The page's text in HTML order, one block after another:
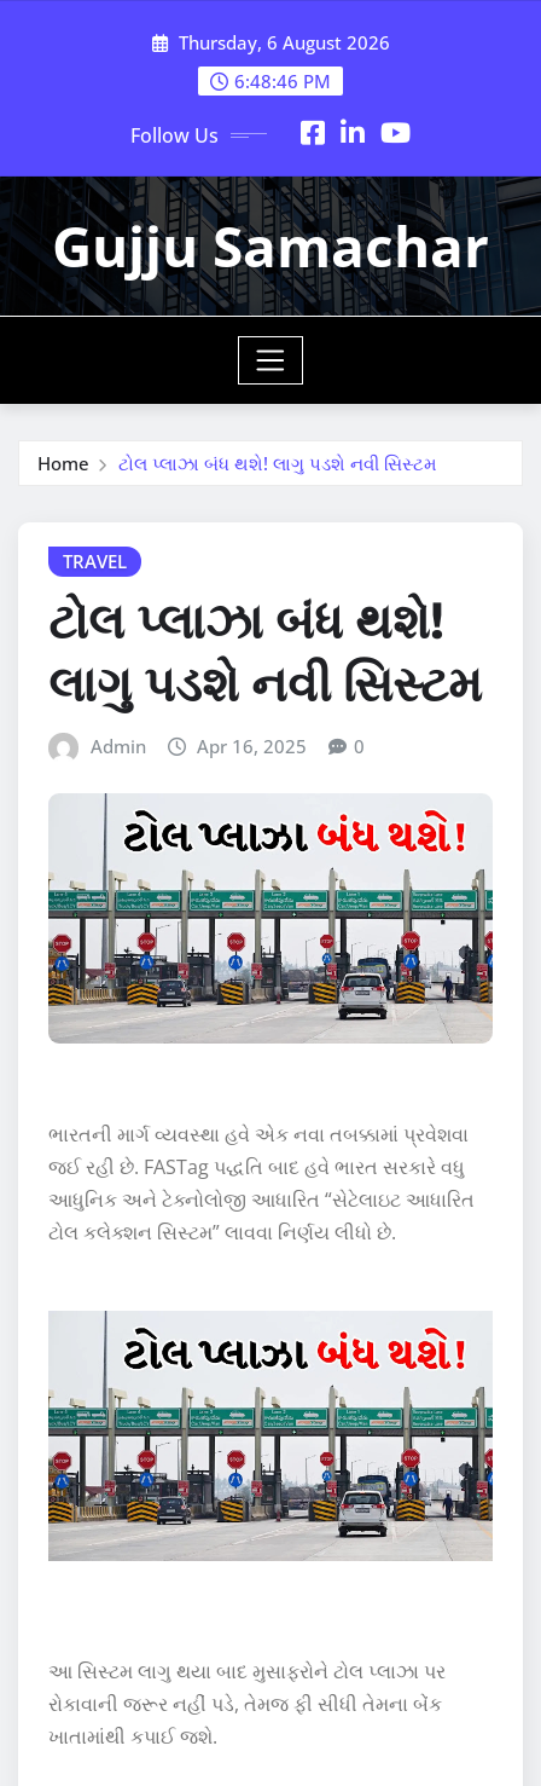
Thursday, 6 August 2026
6:48:48 PM
Follow Us
Gujju Samachar
Home ટોલ પ્લાઝા બંધ થશે! લાગુ પડશે નવી સિસ્ટમ
TRAVEL
ટોલ પ્લાઝા બંધ થશે!
લાગુ પડશે નવી સિસ્ટમ
Admin Apr 16, 2025 0
ભારતની માર્ગ વ્યવસ્થા હવે એક નવા તબક્કામાં પ્રવેશવા
જઈ રહી છે. FASTag પદ્ધતિ બાદ હવે ભારત સરકારે વધુ
આધુનિક અને ટેક્નોલોજી આધારિત “સેટેલાઇટ આધારિત
ટોલ કલેક્શન સિસ્ટમ” લાવવા નિર્ણય લીધો છે.
આ સિસ્ટમ લાગુ થયા બાદ મુસાફરોને ટોલ પ્લાઝા પર
રોકાવાની જરૂર નહીં પડે, તેમજ ફી સીધી તેમના બેંક
ખાતામાંથી કપાઈ જશે.